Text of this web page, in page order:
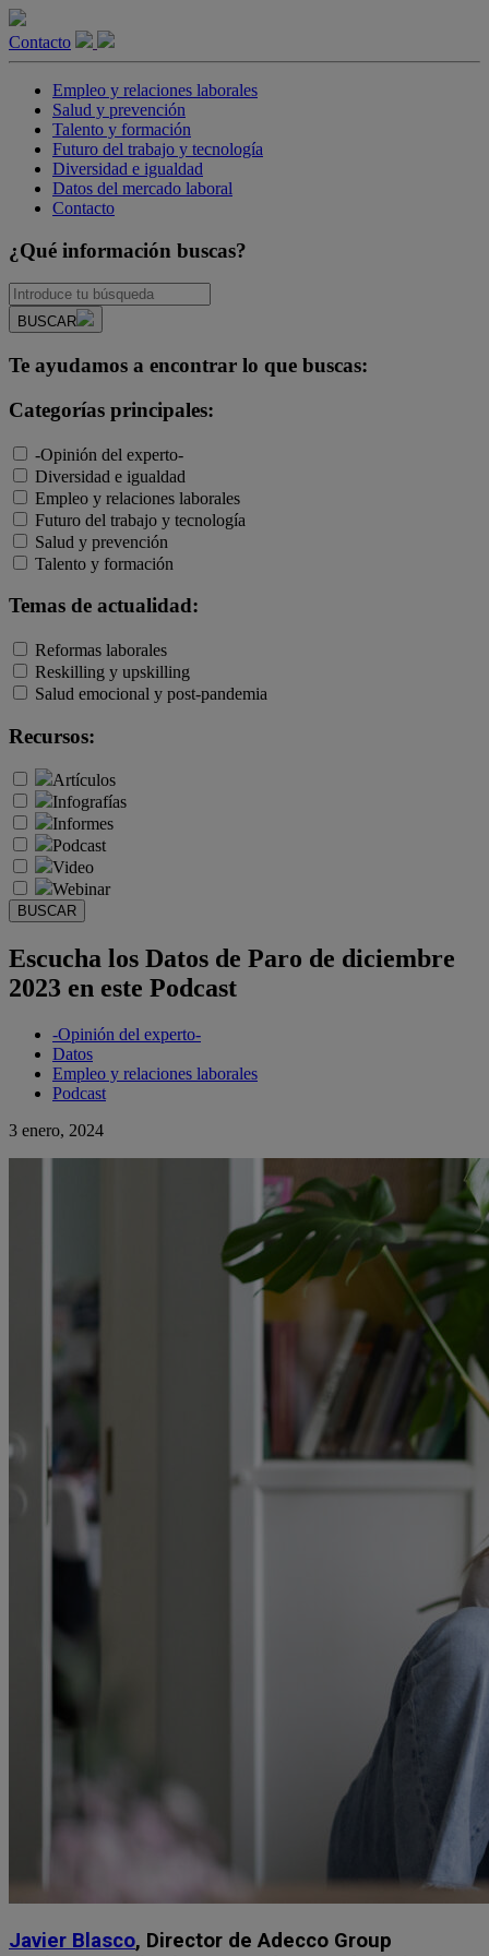
Contacto
Empleo y relaciones laborales
Salud y prevención
Talento y formación
Futuro del trabajo y tecnología
Diversidad e igualdad
Datos del mercado laboral
Contacto
¿Qué información buscas?
BUSCAR
Te ayudamos a encontrar lo que buscas:
Categorías principales:
-Opinión del experto-
Diversidad e igualdad
Empleo y relaciones laborales
Futuro del trabajo y tecnología
Salud y prevención
Talento y formación
Temas de actualidad:
Reformas laborales
Reskilling y upskilling
Salud emocional y post-pandemia
Recursos:
Artículos
Infografías
Informes
Podcast
Video
Webinar
BUSCAR
Escucha los Datos de Paro de diciembre
2023 en este Podcast
-Opinión del experto-
Datos
Empleo y relaciones laborales
Podcast
3 enero, 2024
Javier Blasco, Director de Adecco Group